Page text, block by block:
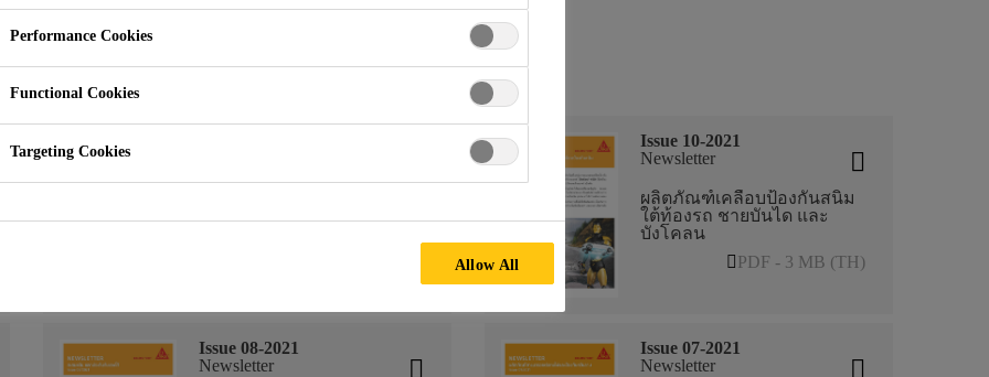
PDF - 1 MB (TH)
Issue 08-2021
Newsletter
Issue 10-2021
Newsletter
ผลิตภัณฑ์เคลือบป้องกันสนิม
ใต้ท้องรถ ชายบันได และ
บังโคลน
PDF - 3 MB (TH)
Issue 07-2021
Newsletter
Performance Cookies
Functional Cookies
Targeting Cookies
Allow All